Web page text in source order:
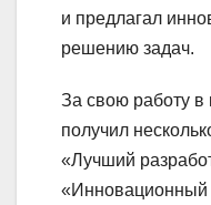
и предлагал
решению задач.
За свою работу в
получил
«Лучший
«Инновационный